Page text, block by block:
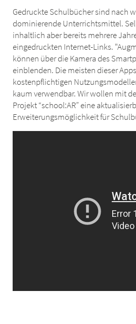
Gedruckte Schulbücher sind nach
dominierende Unterrichtsmittel.
inhaltlich aber bereits mehrere
eingedruckten Internet-Links.
können über die Kamera des
einblenden. Die meisten dieser
kostenpflichtigen
kaum verwendbar. Wir wollen mit
Projekt “school:AR” eine
Erweiterungsmöglichkeit für